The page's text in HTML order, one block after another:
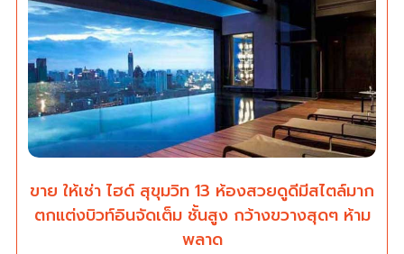
ขาย ให้เช่า ไฮด์ สุขุมวิท 13 ห้องสวยดูดีมีสไตล์มาก
ตกแต่งบิวท์อินจัดเต็ม ชั้นสูง กว้างขวางสุดๆ ห้าม
พลาด